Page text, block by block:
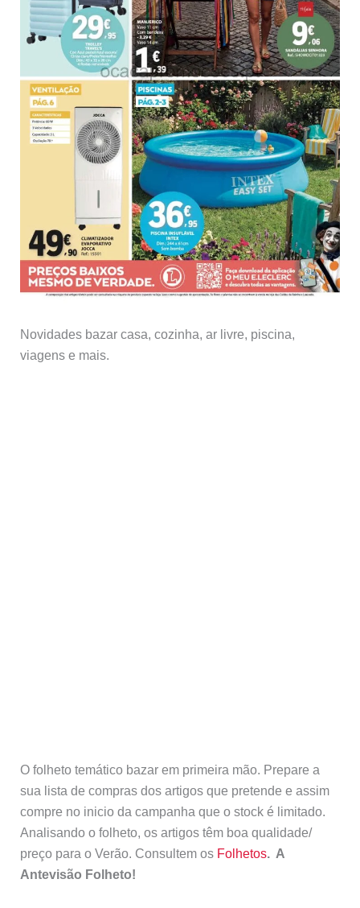
Novidades bazar casa, cozinha, ar livre, piscina,
viagens e mais.
O folheto temático bazar em primeira mão. Prepare a
sua lista de compras dos artigos que pretende e assim
compre no inicio da campanha que o stock é limitado.
Analisando o folheto, os artigos têm boa qualidade/
preço para o Verão. Consultem os Folhetos. A
Antevisão Folheto!